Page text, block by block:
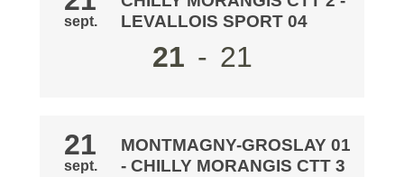
sept.
LEVALLOIS SPORT 04
21 - 21
21
sept.
MONTMAGNY-GROSLAY 01
- CHILLY MORANGIS CTT 3